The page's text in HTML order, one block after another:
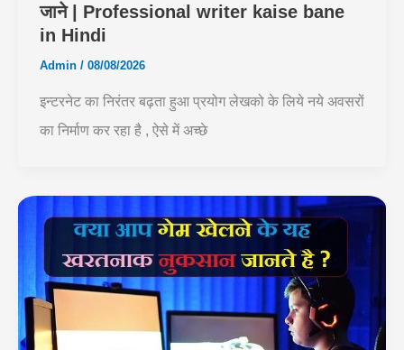
जाने | Professional writer kaise bane
in Hindi
Admin / 08/08/2026
इन्टरनेट का निरंतर बढ़ता हुआ प्रयोग लेखको के लिये नये अवसरों
का निर्माण कर रहा है , ऐसे में अच्छे